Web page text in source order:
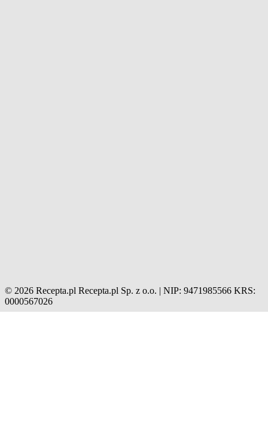
© 2026 Recepta.pl Recepta.pl Sp. z o.o. | NIP: 9471985566 KRS:
0000567026